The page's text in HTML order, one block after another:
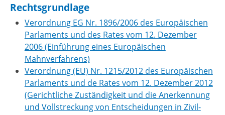
Rechtsgrundlage
Verordnung EG Nr. 1896/2006 des Europäischen
Parlaments und des Rates vom 12. Dezember
2006 (Einführung eines Europäischen
Mahnverfahrens)
Verordnung (EU) Nr. 1215/2012 des Europäischen
Parlaments und de Rates vom 12. Dezember 2012
(Gerichtliche Zuständigkeit und die Anerkennung
und Vollstreckung von Entscheidungen in Zivil-